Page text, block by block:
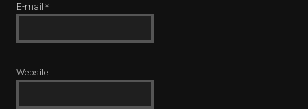
E-mail *
Website